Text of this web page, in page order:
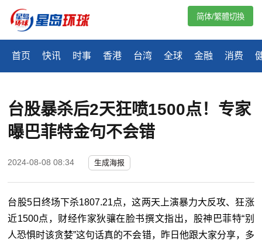
首页 快讯 时事 香港 台湾 全球 金融 消费
简体/繁體切換
台股暴杀后2天狂喷1500点！专家
曝巴菲特金句不会错
2024-08-08 08:34 生成海报
台股5日终场下杀1807.21点，这两天上演暴力大反攻、狂涨
近1500点，财经作家狄骧在脸书撰文指出，股神巴菲特“别
人恐惧时该贪婪”这句话真的不会错，昨日他跟大家分享，多